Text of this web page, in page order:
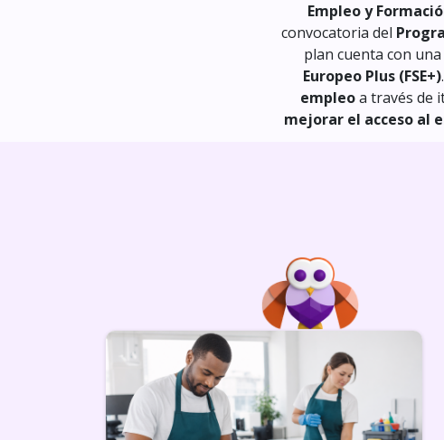
Empleo y
convocatoria del
plan cuenta con
Europeo Plus (FSE+)
empleoa través de
mejorar el acceso al